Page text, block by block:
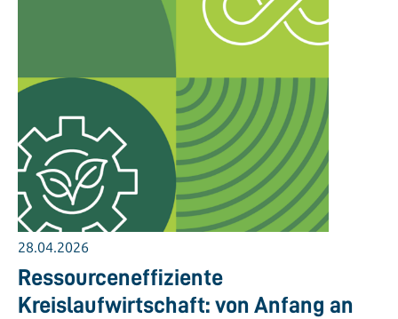
28.04.2026
Ressourceneffiziente
Kreislaufwirtschaft: von Anfang an